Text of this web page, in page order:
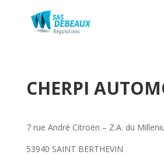
CHERPI
7 rue André Citroën – Z.A. du
53940 SAINT BERTHEVIN